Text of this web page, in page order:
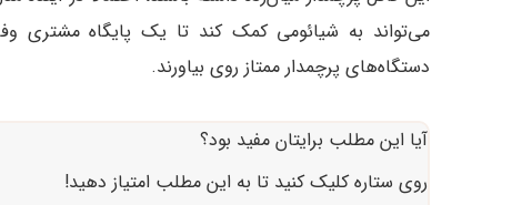
می‌تواند به شیائومی کمک کند تا یک پایگاه مشتری
دستگاه‌های پرچمدار ممتاز روی بیاورند.
آیا این مطلب برایتان مفید بود؟
روی ستاره کلیک کنید تا به این مطلب امتیاز دهید!